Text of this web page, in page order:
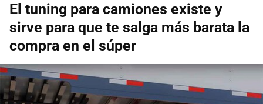
El tuning para camiones existe y
sirve para que te salga más barata la
compra en el súper